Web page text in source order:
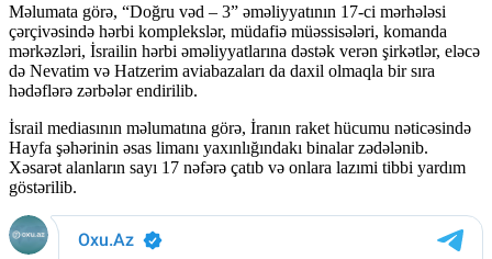
Məlumata görə, “Doğru vəd – 3” əməliyyatının 17-ci mərhələsi
çərçivəsində hərbi komplekslər, müdafiə müəssisələri, komanda
mərkəzləri, İsrailin hərbi əməliyyatlarına dəstək verən şirkətlər, eləcə
də Nevatim və Hatzerim aviabazaları da daxil olmaqla bir sıra
hədəflərə zərbələr endirilib.
İsrail mediasının məlumatına görə, İranın raket hücumu nəticəsində
Hayfa şəhərinin əsas limanı yaxınlığındakı binalar zədələnib.
Xəsarət alanların sayı 17 nəfərə çatıb və onlara lazımi tibbi yardım
göstərilib.